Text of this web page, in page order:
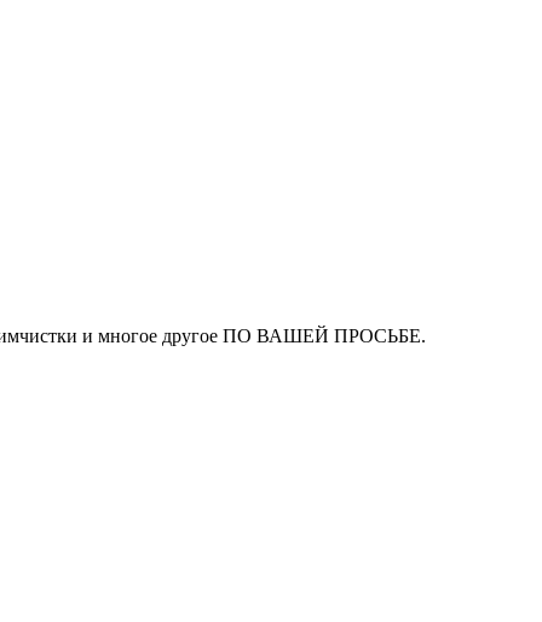
химчистки и многое другое ПО ВАШЕЙ ПРОСЬБЕ.